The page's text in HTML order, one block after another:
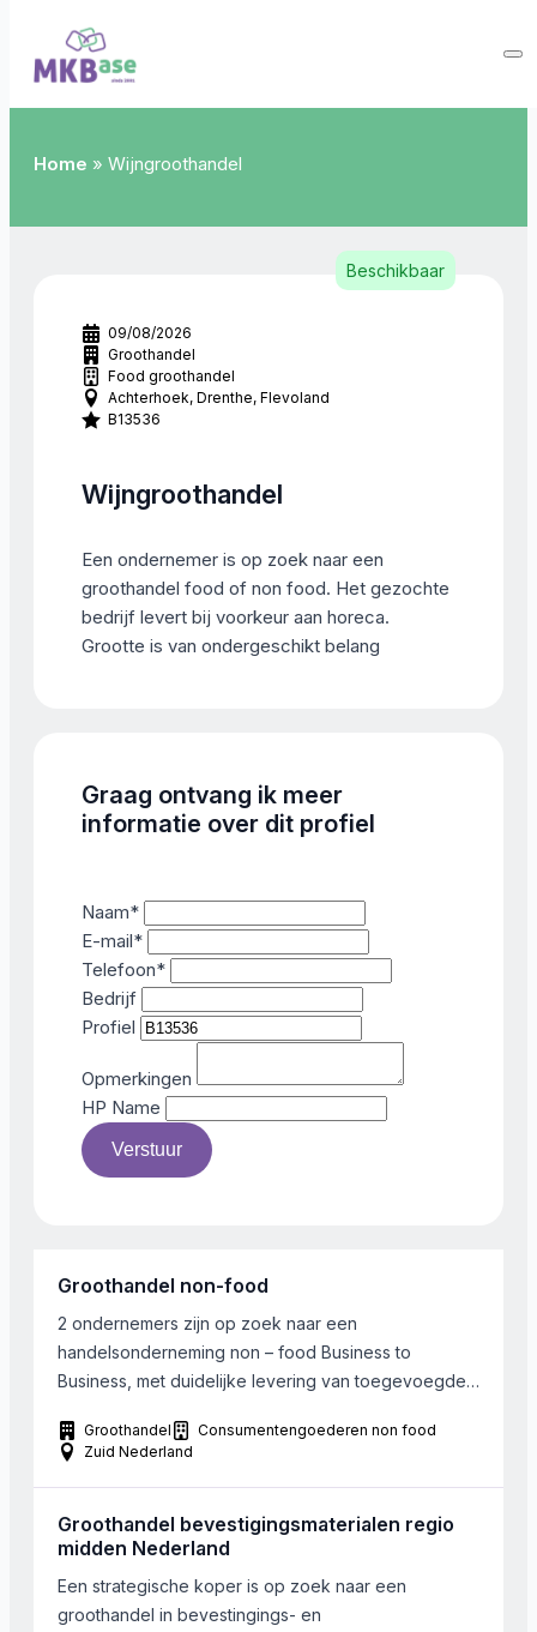
Home » Wijngroothandel
09/08/2026
Groothandel
Food groothandel
Achterhoek Drenthe Flevoland
B13536
Wijngroothandel
Een ondernemer is op zoek naar een
groothandel food of non food. Het gezochte
bedrijf levert bij voorkeur aan horeca.
Grootte is van ondergeschikt belang
Beschikbaar
Graag ontvang ik meer
informatie over dit profiel
Naam*
E-mail*
Telefoon*
Bedrijf
Profiel
Opmerkingen
HP Name
Verstuur
Groothandel non-food
2 ondernemers zijn op zoek naar een
handelsonderneming non – food Business to
Business, met duidelijke levering van toegevoegde
€ 1.000.000 en is gevestigd in regio Zuid-oost
Nederland. Bij het gezocht bedrijf werken 5 tot 20
Groothandel
Consumentengoederen non food
Zuid Nederland
Groothandel bevestigingsmaterialen regio
midden Nederland
Een strategische koper is op zoek naar een
groothandel in bevestingings- en